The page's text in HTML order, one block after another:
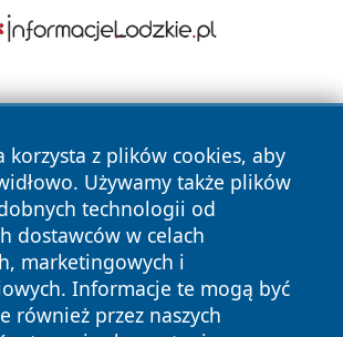
korzysta z plików cookies, aby
Używamy także plików
technologii od
dostawców w celach
marketingowych i
Informacje te mogą być
również przez naszych
Wszystkie prawa